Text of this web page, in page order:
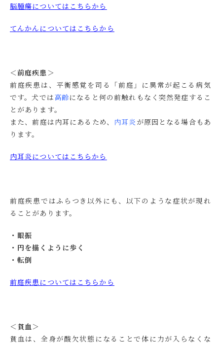
脳腫瘍についてはこちらから
てんかんについてはこちらから
＜前庭疾患＞
前庭疾患は、平衡感覚を司る「前庭」に異常が起こる病気
です。犬では高齢になると何の前触れもなく突然発症するこ
とがあります。
また、前庭は内耳にあるため、 内耳炎 が原因となる場合もあ
ります。
内耳炎についてはこちらから
前庭疾患ではふらつき以外にも、以下のような症状が現れ
ることがあります。
・眼振
・円を描くように歩く
・転倒
前庭疾患についてはこちらから
＜貧血＞
貧血は、全身が酸欠状態になることで体に力が入らなくな